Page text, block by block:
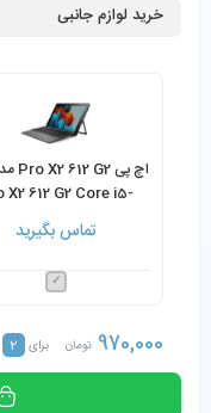
خرید لوازم جانبی
X2 612 G2 Core i5-
8GB Ram 256GB
SSD همراه با کیبورد
تماس بگیرید
970,000 تومان برای 2